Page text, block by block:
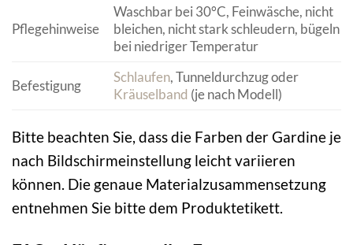
Pflegehinweise
Waschbar bei 30°C, Feinwäsche, nicht
bleichen, nicht stark schleudern, bügeln
bei niedriger Temperatur
Befestigung
Schlaufen, Tunneldurchzug oder
Kräuselband (je nach Modell)
Bitte beachten Sie, dass die Farben der Gardine je
nach Bildschirmeinstellung leicht variieren
können. Die genaue Materialzusammensetzung
entnehmen Sie bitte dem Produktetikett.